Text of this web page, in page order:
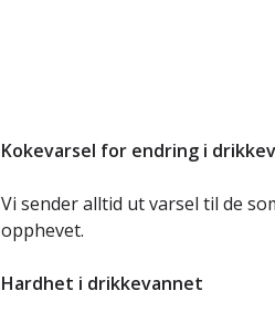
Kokevarsel for endring i
Vi sender alltid ut varsel til de
opphevet.
Hardhet i drikkevannet